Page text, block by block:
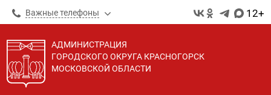
Важные телефоны 12+
АДМИНИСТРАЦИЯ
ГОРОДСКОГО ОКРУГА КРАСНОГОРСК
МОСКОВСКОЙ ОБЛАСТИ